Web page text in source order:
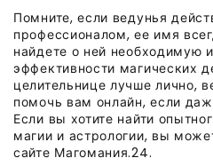
Помните, если ведунья
профессионалом, ее имя
найдете о ней необходимую
эффективности магических
целительнице лучше лично,
помочь вам онлайн, если
Если вы хотите найти
магии и астрологии, вы
сайте Магомания.24.